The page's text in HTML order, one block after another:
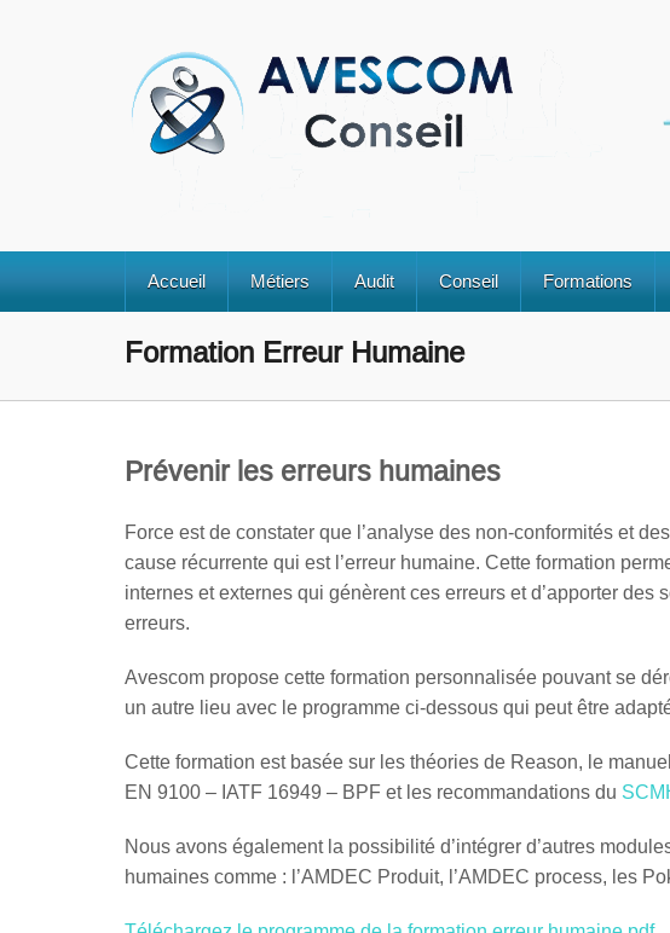
Accueil Métiers Audit Conseil Formations
Formation Erreur Humaine
Prévenir les erreurs humaines
Force est de constater que l’analyse des non-conformités et
cause récurrente qui est l’erreur humaine. Cette formation
internes et externes qui génèrent ces erreurs et d’apporter des
erreurs.
Avescom propose cette formation personnalisée pouvant se
un autre lieu avec le programme ci-dessous qui peut être
Cette formation est basée sur les théories de Reason, le
EN 9100 – IATF 16949 – BPF et les recommandations du
Nous avons également la possibilité d’intégrer d’autres
humaines comme : l’AMDEC Produit, l’AMDEC process, les